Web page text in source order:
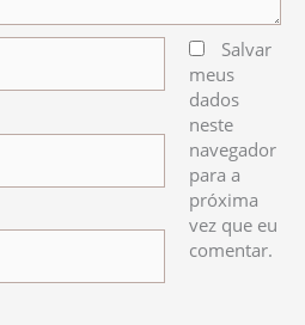
Salvar
meus
dados
neste
navegador
para a
próxima
vez que eu
comentar.